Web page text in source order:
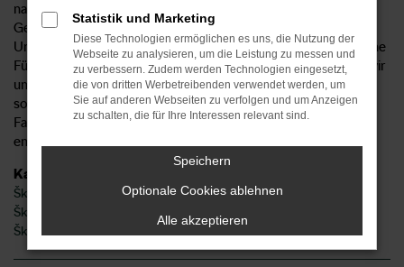
nach Schwäbisch Gmünd sowohl als Neuwagen als auch als
Gebrauchtwagen, Tageszulassung sowie als Jahreswagen.
Unser Unternehmen existiert seit 1959 und bietet seither eine
Fülle an Dienstleistungen rund ums Auto an. Dadurch, dass wir
unter anderem einen erstklassigen Werkstattservice bieten,
sorgen wir gerne auch nach dem Kauf dafür, dass Ihr Škoda
Fabia stets in Top-Zustand fährt. Sprechen Sie uns an und
entdecken Sie die vielen Vorteile einer Zusammenarbeit.
Kategorie
Škoda Fabia Gebrauchtwagen Schwäbisch Gmünd
Škoda Fabia Schwäbisch Gmünd
Škoda Fabia Neuwagen Schwäbisch Gmünd
Statistik und Marketing
Diese Technologien ermöglichen es uns, die Nutzung der
Webseite zu analysieren, um die Leistung zu messen und
zu verbessern. Zudem werden Technologien eingesetzt,
die von dritten Werbetreibenden verwendet werden, um
Sie auf anderen Webseiten zu verfolgen und um Anzeigen
zu schalten, die für Ihre Interessen relevant sind.
Speichern
Optionale Cookies ablehnen
Alle akzeptieren